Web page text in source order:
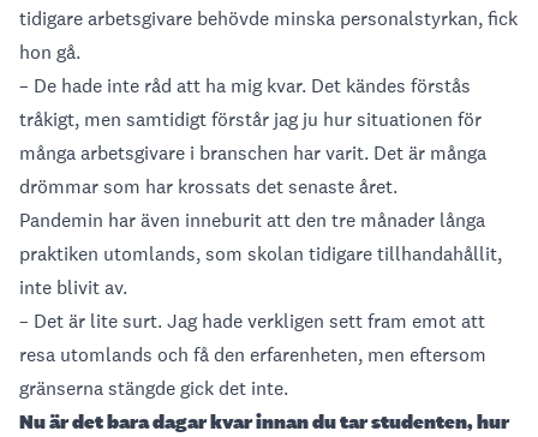
tidigare arbetsgivare behövde minska personalstyrkan, fick
hon gå.
– De hade inte råd att ha mig kvar. Det kändes förstås
tråkigt, men samtidigt förstår jag ju hur situationen för
många arbetsgivare i branschen har varit. Det är många
drömmar som har krossats det senaste året.
Pandemin har även inneburit att den tre månader långa
praktiken utomlands, som skolan tidigare tillhandahållit,
inte blivit av.
– Det är lite surt. Jag hade verkligen sett fram emot att
resa utomlands och få den erfarenheten, men eftersom
gränserna stängde gick det inte.
Nu är det bara dagar kvar innan du tar studenten, hur